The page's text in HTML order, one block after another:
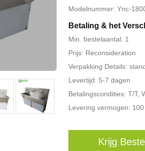
Modelnummer: Ync-
Betaling & het
Min. bestelaantal: 1
Prijs: Reconsideration
Verpakking Details:
Levertijd: 5-7 dagen
Betalingscondities: T/T,
Levering vermogen:
Krijg